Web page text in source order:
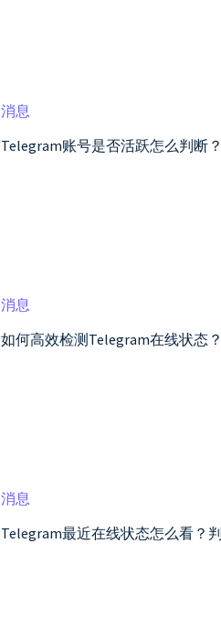
消息
Telegram账号是否活跃怎么判断
消息
如何高效检测Telegram在线状态
消息
Telegram最近在线状态怎么看？